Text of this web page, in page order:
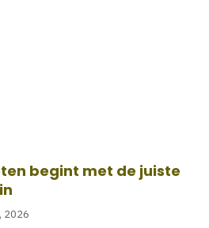
begint met de juiste
2026